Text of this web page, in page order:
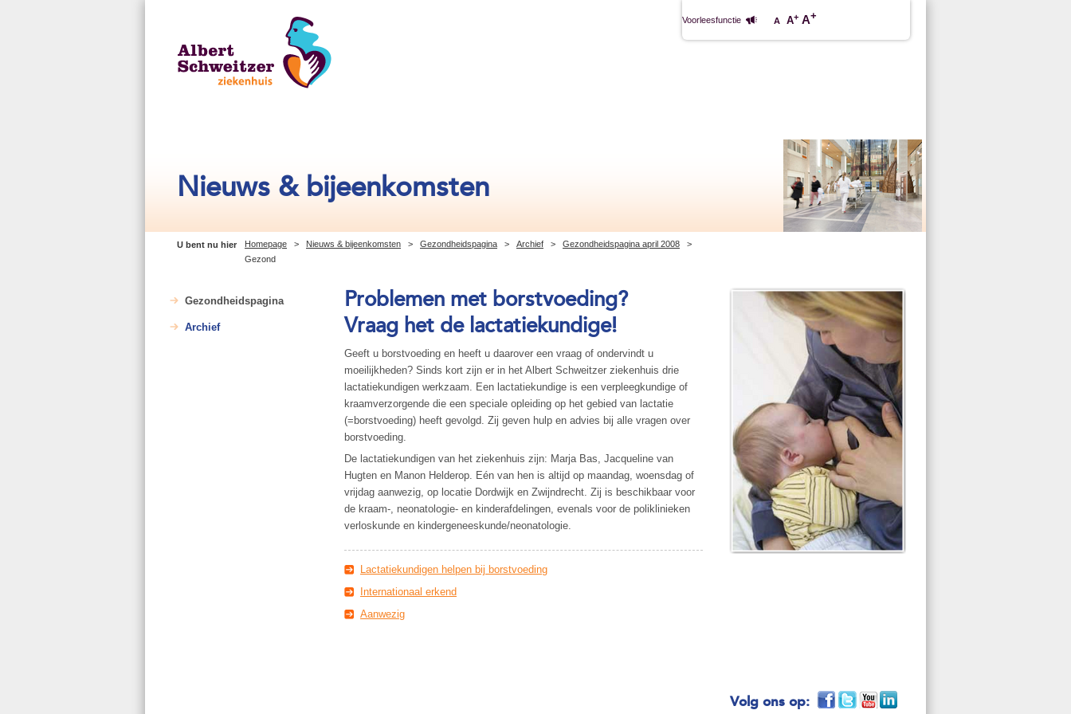
Voorleesfunctie A A+ A+
Nieuws & bijeenkomsten
U bent nu hier Homepage > Nieuws & bijeenkomsten > Gezondheidspagina > Archief > Gezondheidspagina april 2008
>
Gezond
Gezondheidspagina
Archief
Problemen met borstvoeding?
Vraag het de lactatiekundige!
Geeft u borstvoeding en heeft u daarover een vraag of ondervindt u
moeilijkheden? Sinds kort zijn er in het Albert Schweitzer ziekenhuis drie
lactatiekundigen werkzaam. Een lactatiekundige is een verpleegkundige of
kraamverzorgende die een speciale opleiding op het gebied van lactatie
(=borstvoeding) heeft gevolgd. Zij geven hulp en advies bij alle vragen over
borstvoeding.
De lactatiekundigen van het ziekenhuis zijn: Marja Bas, Jacqueline van
Hugten en Manon Helderop. Eén van hen is altijd op maandag, woensdag of
vrijdag aanwezig, op locatie Dordwijk en Zwijndrecht. Zij is beschikbaar voor
de kraam-, neonatologie- en kinderafdelingen, evenals voor de poliklinieken
verloskunde en kindergeneeskunde/neonatologie.
Lactatiekundigen helpen bij borstvoeding
Internationaal erkend
Aanwezig
Volg ons op: